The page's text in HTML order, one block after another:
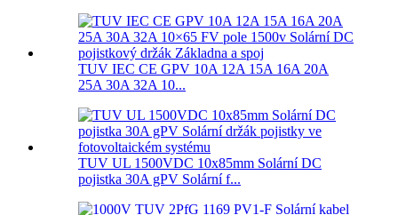
TUV IEC CE GPV 10A 12A 15A 16A 20A
25A 30A 32A 10...
TUV UL 1500VDC 10x85mm Solární DC
pojistka 30A gPV Solární f...